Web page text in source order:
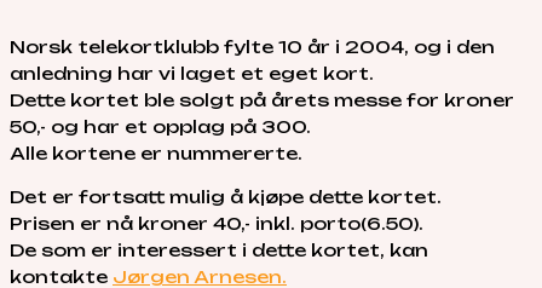
Norsk telekortklubb fylte 10 år i 2004, og i den
anledning har vi laget et eget kort.
Dette kortet ble solgt på årets messe for kroner
50,- og har et opplag på 300.
Alle kortene er nummererte.
Det er fortsatt mulig å kjøpe dette kortet.
Prisen er nå kroner 40,- inkl. porto(6.50).
De som er interessert i dette kortet, kan
kontakte Jørgen Arnesen.